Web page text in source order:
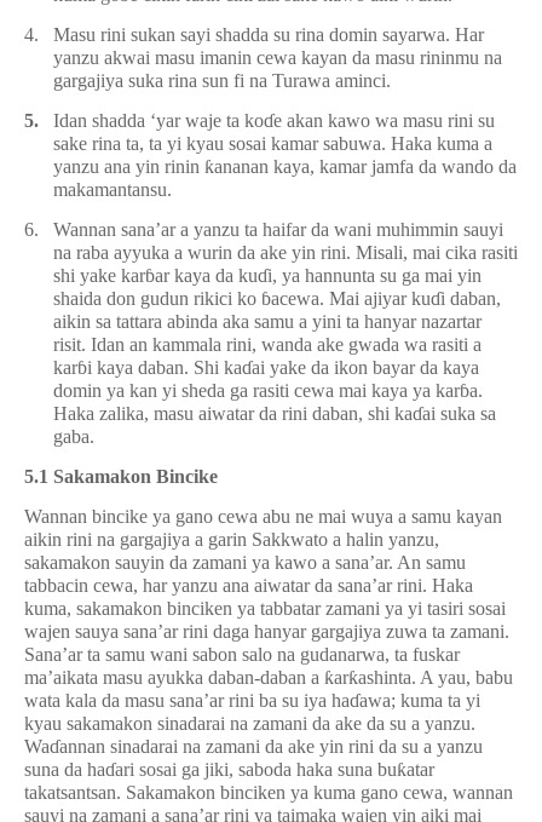
4.
Masu rini sukan sayi shadda su rina domin sayarwa. Har
yanzu akwai masu imanin cewa kayan da masu rininmu na
gargajiya suka rina sun fi na Turawa aminci.
5.
Idan shadda ‘yar waje ta koɗe akan kawo wa masu rini su
sake rina ta, ta yi kyau sosai kamar sabuwa. Haka kuma a
yanzu ana yin rinin ƙananan kaya, kamar jamfa da wando da
makamantansu.
6.
Wannan sana’ar a yanzu ta haifar da wani muhimmin sauyi
na raba ayyuka a wurin da ake yin rini. Misali, mai cika rasiti
shi yake karɓar kaya da kuɗi, ya hannunta su ga mai yin
shaida don gudun rikici ko ɓacewa. Mai ajiyar kuɗi daban,
aikin sa tattara abinda aka samu a yini ta hanyar nazartar
risit. Idan an kammala rini, wanda ake gwada wa rasiti a
karɓi kaya daban. Shi kaɗai yake da ikon bayar da kaya
domin ya kan yi sheda ga rasiti cewa mai kaya ya karɓa.
Haka zalika, masu aiwatar da rini daban, shi kaɗai suka sa
gaba.
5.1 Sakamakon Bincike
Wannan bincike ya gano cewa abu ne mai wuya a samu kayan
aikin rini na gargajiya a garin Sakkwato a halin yanzu,
sakamakon sauyin da zamani ya kawo a sana’ar. An samu
tabbacin cewa, har yanzu ana aiwatar da sana’ar rini. Haka
kuma, sakamakon binciken ya tabbatar zamani ya yi tasiri sosai
wajen sauya sana’ar rini daga hanyar gargajiya zuwa ta zamani.
Sana’ar ta samu wani sabon salo na gudanarwa, ta fuskar
ma’aikata masu ayukka daban-daban a ƙarƙashinta. A yau, babu
wata kala da masu sana’ar rini ba su iya haɗawa; kuma ta yi
kyau sakamakon sinadarai na zamani da ake da su a yanzu.
Waɗannan sinadarai na zamani da ake yin rini da su a yanzu
suna da haɗari sosai ga jiki, saboda haka suna buƙatar
takatsantsan. Sakamakon binciken ya kuma gano cewa, wannan
sauyi na zamani a sana’ar rini ya taimaka wajen yin aiki mai